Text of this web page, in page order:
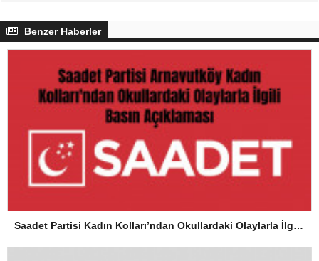
Benzer Haberler
Saadet Partisi Kadın Kolları’ndan Okullardaki Olaylarla İlgili Basın Açıklaması